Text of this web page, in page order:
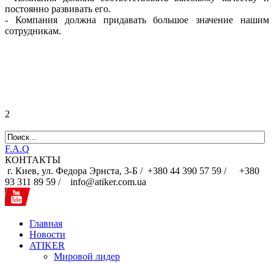
постоянно развивать его.
- Компания должна придавать большое значение нашим
сотрудникам.
2
F.A.Q
КОНТАКТЫ
г. Киев, ул. Федора Эрнста, 3-Б / +380 44 390 57 59 /
+380
93 311 89 59 / info@atiker.com.ua
Главная
Новости
ATIKER
Мировой лидер